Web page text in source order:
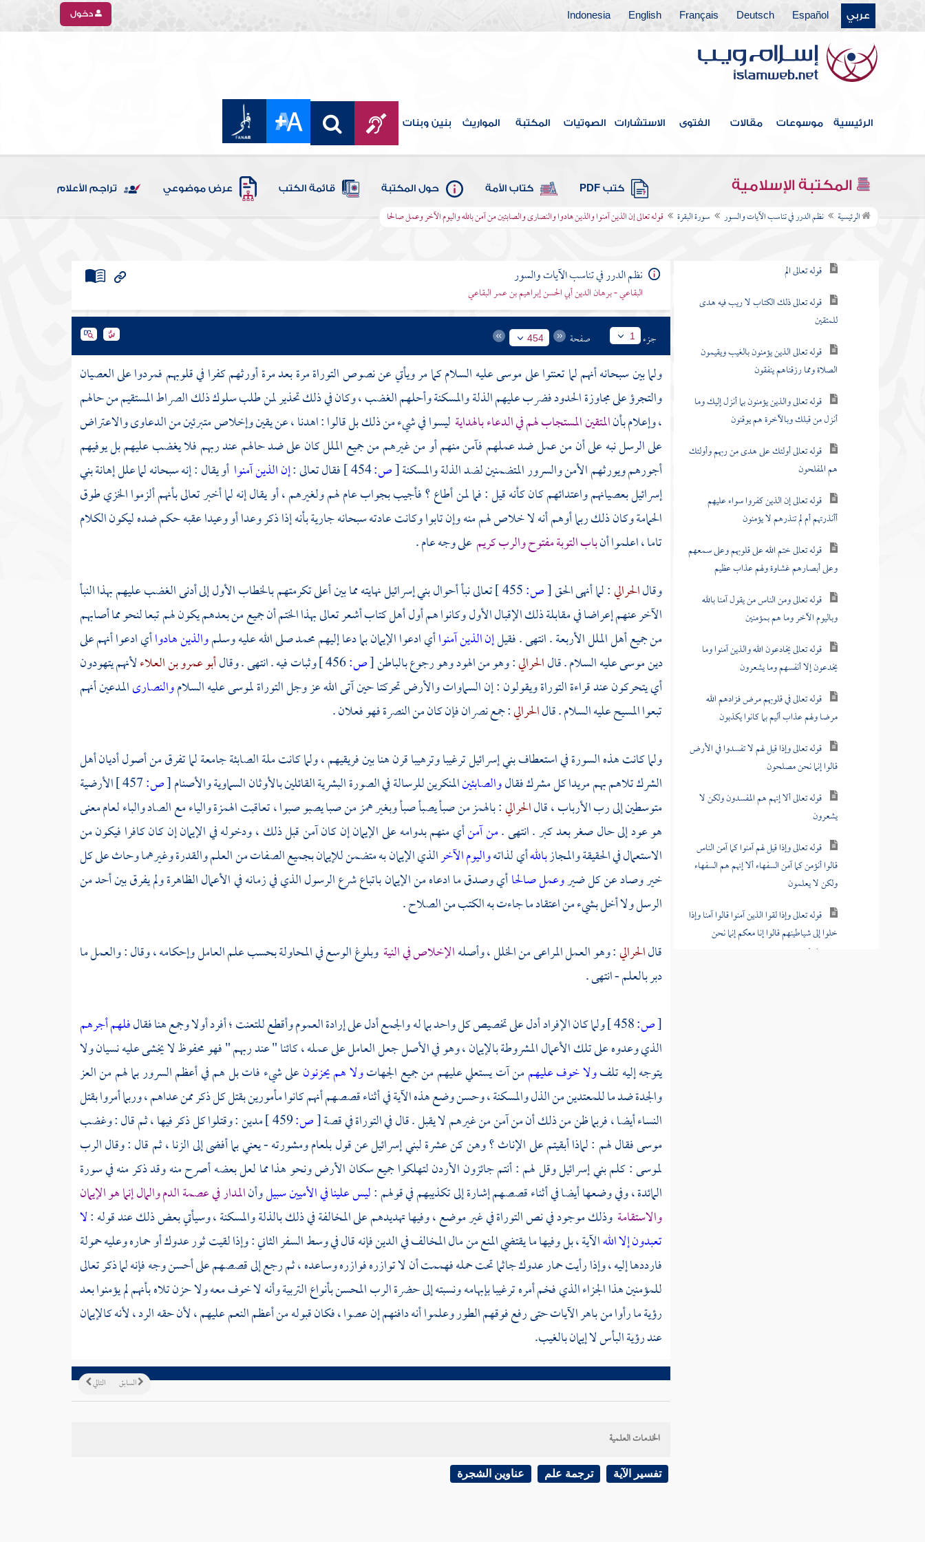
عربي Español
Deutsch
Français
English
Indonesia دخول
الرئيسية موسوعات مقالات الفتوى الاستشارات الصوتيات المكتبة المواريث بنين وبنات
المكتبة الإسلامية كتب PDF كتاب الأمة حول المكتبة قائمة الكتب عرض موضوعي تراجم الأعلام
الرئيسية نظم الدرر في تناسب الآيات والسور سورة البقرة قوله تعالى إن الذين آمنوا والذين هادوا والنصارى والصابئين من آمن بالله واليوم الآخر وعمل صالحا
سورة الفاتحة
سورة البقرة
قوله تعالى الم
قوله تعالى ذلك الكتاب لا ريب فيه هدى
للمتقين
قوله تعالى الذين يؤمنون بالغيب ويقيمون
الصلاة ومما رزقناهم ينفقون
قوله تعالى والذين يؤمنون بما أنزل إليك وما
أنزل من قبلك وبالآخرة هم يوقنون
قوله تعالى أولئك على هدى من ربهم وأولئك
هم المفلحون
قوله تعالى إن الذين كفروا سواء عليهم
أأنذرتهم أم لم تنذرهم لا يؤمنون
قوله تعالى ختم الله على قلوبهم وعلى سمعهم
وعلى أبصارهم غشاوة ولهم عذاب عظيم
قوله تعالى ومن الناس من يقول آمنا بالله
وباليوم الآخر وما هم بمؤمنين
قوله تعالى يخادعون الله والذين آمنوا وما
يخدعون إلا أنفسهم وما يشعرون
قوله تعالى في قلوبهم مرض فزادهم الله
مرضا ولهم عذاب أليم بما كانوا يكذبون
قوله تعالى وإذا قيل لهم لا تفسدوا في الأرض
قالوا إنما نحن مصلحون
قوله تعالى ألا إنهم هم المفسدون ولكن لا
يشعرون
قوله تعالى وإذا قيل لهم آمنوا كما آمن الناس
قالوا أنؤمن كما آمن السفهاء ألا إنهم هم السفهاء
ولكن لا يعلمون
قوله تعالى وإذا لقوا الذين آمنوا قالوا آمنا وإذا
خلوا إلى شياطينهم قالوا إنا معكم إنما نحن
مستهزئون
نظم الدرر في تناسب الآيات والسور
البقاعي - برهان الدين أبي الحسن إبراهيم بن عمر البقاعي
جزء 1 صفحة 454
ولما بين سبحانه أنهم لما تعنتوا علىموسىعليه السلام كما مر ويأتي عن نصوص التوراة مرة بعد مرة أورثهم كفرا في قلوبهم فمردوا على العصيان
والتجرؤ على مجاوزة الحدود فضرب عليهم الذلة والمسكنة وأحلهم الغضب ، وكان في ذلك تحذير لمن طلب سلوك ذلك الصراط المستقيم من حالهم
، وإعلام بأنالمتقين المستجاب لهم في الدعاء بالهداية ليسوا في شيء من ذلك بل قالوا : اهدنا ، عن يقين وإخلاص متبرئين من الدعاوى والاعتراض
على الرسل نبه على أن من عمل ضد عملهم فآمن منهم أو من غيرهم من جميع الملل كان على ضد حالهم عند ربهم فلا يغضب عليهم بل يوفيهم
أجورهم ويورثهم الأمن والسرور المتضمنين لضد الذلة والمسكنة[ص:454 ] فقال تعالى :إن الذين آمنوا أو يقال : إنه سبحانه لما علل إهانة بني
إسرائيل بعصيانهم واعتدائهم كان كأنه قيل : فما لمن أطاع ؟ فأجيب بجواب عام لهم ولغيرهم ، أو يقال إنه لما أخبر تعالى بأنهم ألزموا الخزي طوق
الحمامة وكان ذلك ربما أوهم أنه لا خلاص لهم منه وإن تابوا وكانت عادته سبحانه جارية بأنه إذا ذكر وعدا أو وعيدا عقبه حكم ضده ليكون الكلام
تاما ، اعلموا أنباب التوبة مفتوح والرب كريم على وجه عام .
وقالالحرالي: لما أنهى الحق[ص:
تعالى نبأ أحوال بني إسرائيل نهايته مما بين أعلى تكرمتهم بالخطاب الأول إلى أدنى الغضب عليهم بهذا النبأ
الآخر عنهم إعراضا في مقابلة ذلك الإقبال الأول وكانوا هم أول أهل كتاب أشعر تعالى بهذا الختم أن جميع من بعدهم يكون لهم تبعا لنحو مما أصابهم
من جميع أهل الملل الأربعة . انتهى . فقيلإن الذين آمنواأي ادعوا الإيمان بما دعا إليهممحمدصلى الله عليه وسلموالذين هادواأي ادعوا أنهم على
دينموسىعليه السلام . قالالحرالي: وهو من الهود وهو رجوع بالباطن[ص: وثبات فيه . انتهى . وقالأبو عمرو بن العلاءلأنهم يتهودون
أي يتحركون عند قراءة التوراة ويقولون : إن السماوات والأرض تحركتا حين آتى الله عز وجل التوراةلموسىعليه السلاموالنصارىالمدعين أنهم
تبعواالمسيحعليه السلام . قالالحرالي: جمع نصران فإن كان من النصرة فهو فعلان .
ولما كانت هذه السورة في استعطاف بني إسرائيل ترغيبا وترهيبا قرن هنا بين فريقيهم ، ولما كانت ملة الصابئة جامعة لما تفرق من أصول أديان أهل
الشرك تلاهم بهم مريدا كل مشرك فقالوالصابئينالمنكرين للرسالة في الصورة البشرية القائلين بالأوثان السماوية والأصنام[ص:
الأرضية
متوسطين إلى رب الأرباب ، قالالحرالي: بالهمز من صبأ يصبأ صبأ وبغير همز من صبا يصبو صبوا ، تعاقبت الهمزة والياء مع الصاد والباء لعام معنى
هو عود إلى حال صغر بعد كبر . انتهى .من آمنأي منهم بدوامه على الإيمان إن كان آمن قبل ذلك ، ودخوله في الإيمان إن كان كافرا فيكون من
الاستعمال في الحقيقة والمجازباللهأي لذاتهواليوم الآخرالذي الإيمان به متضمن للإيمان بجميع الصفات من العلم والقدرة وغيرهما وحاث على كل
خير وصاد عن كل ضيروعمل صالحاأي وصدق ما ادعاه من الإيمان باتباع شرع الرسول الذي في زمانه في الأعمال الظاهرة ولم يفرق بين أحد من
الرسل ولا أخل بشيء من اعتقاد ما جاءت به الكتب من الصلاح .
قالالحرالي: وهو العمل المراعى من الخلل ، وأصلهالإخلاص في النية وبلوغ الوسع في المحاولة بحسب علم العامل وإحكامه ، وقال : والعمل ما
دبر بالعلم - انتهى .
[ص: ولما كان الإفراد أدل على تخصيص كل واحد بما له والجمع أدل على إرادة العموم وأقطع للتعنت ؛ أفرد أولا وجمع هنا فقالفلهم أجرهم
الذي وعدوه على تلك الأعمال المشروطة بالإيمان ، وهو في الأصل جعل العامل على عمله ، كائنا " عند ربهم " فهو محفوظ لا يخشى عليه نسيان ولا
يتوجه إليه تلفولا خوف عليهممن آت يستعلي عليهم من جميع الجهاتولا هم يحزنونعلى شيء فات بل هم في أعظم السرور بما لهم من العز
والجدة ضد ما للمعتدين من الذل والمسكنة ، وحسن وضع هذه الآية في أثناء قصصهم أنهم كانوا مأمورين بقتل كل ذكر ممن عداهم ، وربما أمروا بقتل
النساء أيضا ، فربما ظن من ذلك أن من آمن من غيرهم لا يقبل . قال في التوراة في قصة[ص:459 ] مدين: وقتلوا كل ذكر فيها ، ثم قال : وغضب
موسىفقال لهم : لماذا أبقيتم على الإناث ؟ وهن كن عشرة لبني إسرائيل عن قولبلعامومشورته - يعني بما أفضى إلى الزنا ، ثم قال : وقال الرب
لموسى: كلم بني إسرائيل وقل لهم : أنتم جائزونالأردنلتهلكوا جميع سكان الأرض ونحو هذا مما لعل بعضه أصرح منه وقد ذكر منه في سورة
المائدة ، وفي وضعها أيضا في أثناء قصصهم إشارة إلى تكذيبهم في قولهم :ليس علينا في الأميين سبيلوأنالمدار في عصمة الدم والمال إنما هو الإيمان
والاستقامة وذلك موجود في نص التوراة في غير موضع ، وفيها تهديدهم على المخالفة في ذلك بالذلة والمسكنة ، وسيأتي بعض ذلك عند قوله :لا
تعبدون إلا اللهالآية ، بل وفيها ما يقتضي المنع من مال المخالف في الدين فإنه قال في وسط السفر الثاني : وإذا لقيت ثور عدوك أو حماره وعليه حمولة
فارددها إليه ، وإذا رأيت حمار عدوك جاثما تحت حمله فهممت أن لا توازره فوازره وساعده ، ثم رجع إلى قصصهم على أحسن وجه فإنه لما ذكر تعالى
للمؤمنين هذا الجزاء الذي فخم أمره ترغيبا بإبهامه ونسبته إلى حضرة الرب المحسن بأنواع التربية وأنه لا خوف معه ولا حزن تلاه بأنهم لم يؤمنوا بعد
رؤية ما رأوا من باهر الآيات حتى رفع فوقهمالطوروعلموا أنه دافنهم إن عصوا ، فكان قبوله من أعظم النعم عليهم ، لأن حقه الرد ، لأنه كالإيمان
عند رؤية البأس لا إيمان بالغيب.
التالي السابق
الخدمات العلمية
تفسير الآية ترجمة علم عناوين الشجرة